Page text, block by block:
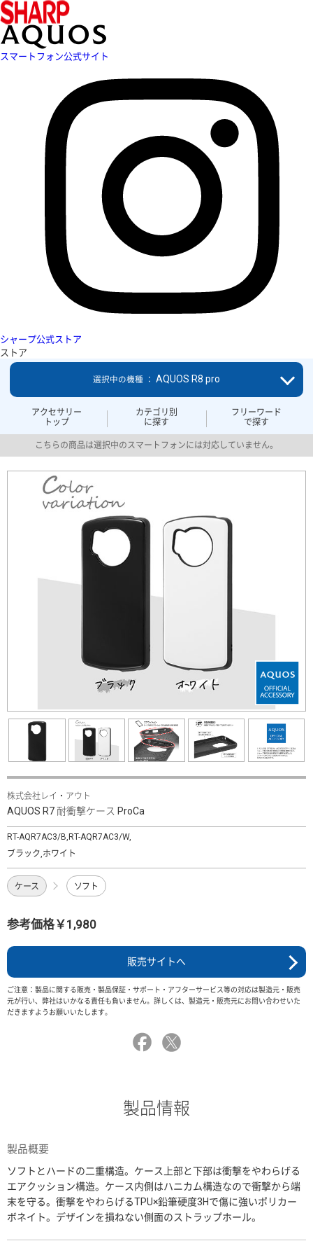
スマートフォン公式サイト
シャープ公式ストア
ストア
アクセサリー
トップ
カテゴリ別
に探す
フリーワード
で探す
選択中の機種 ： AQUOS R8 pro
こちらの商品は選択中のスマートフォンには対応していません。
株式会社レイ・アウト
AQUOS R7 耐衝撃ケース ProCa
RT-AQR7AC3/B,RT-AQR7AC3/W,
ブラック,ホワイト
ケース ソフト
参考価格￥1,980
販売サイトへ
ご注意：製品に関する販売・製品保証・サポート・アフターサービス等の対応は製造元・販売
元が行い、弊社はいかなる責任も負いません。詳しくは、製造元・販売元にお問い合わせいた
だきますようお願いいたします。
製品情報
製品概要
ソフトとハードの二重構造。ケース上部と下部は衝撃をやわらげる
エアクッション構造。ケース内側はハニカム構造なので衝撃から端
末を守る。衝撃をやわらげるTPU×鉛筆硬度3Hで傷に強いポリカー
ボネイト。デザインを損ねない側面のストラップホール。